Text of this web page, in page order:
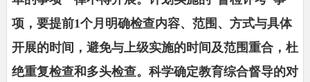
项，要提前1个月明确检查内容、范围、方式与具体
开展的时间，避免与上级实施的时间及范围重合，杜
绝重复检查和多头检查。科学确定教育综合督导的对